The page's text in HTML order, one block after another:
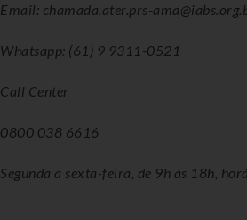
Email: chamada.ater.prs-
Whatsapp: (61) 9 9311-0521
Call Center
0800 038 6616
Segunda a sexta-feira, de 9h às 18h,